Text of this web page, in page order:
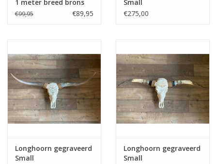
1 meter breed brons
€99,95 €89,95
Small
€275,00
Longhoorn gegraveerd
Small
Longhoorn gegraveerd
Small